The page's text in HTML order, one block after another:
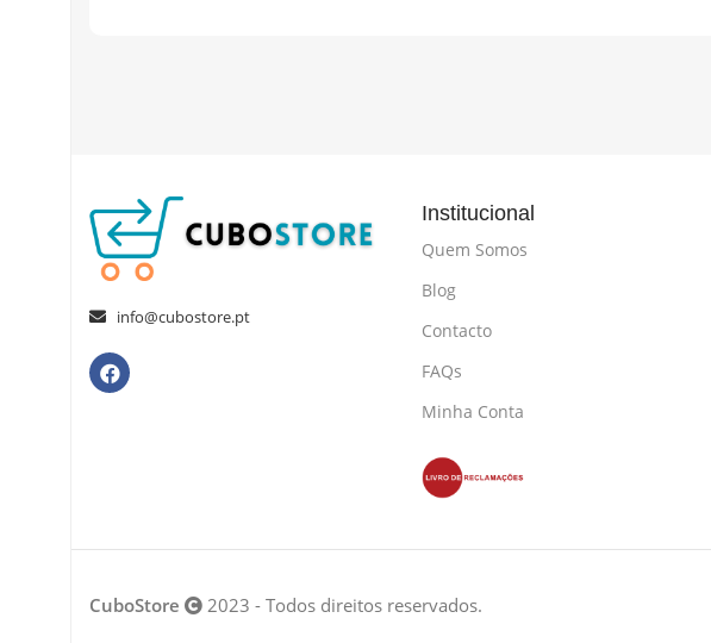
info@cubostore.pt
Institucional
Quem Somos
Blog
Contacto
FAQs
Minha Conta
CuboStore 2023 - Todos direitos reservados.